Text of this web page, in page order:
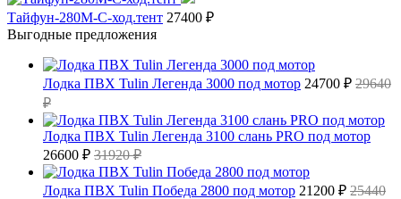
Тайфун-280М-С-ход.тент 27400 ₽
Выгодные предложения
Лодка ПВХ Tulin Легенда 3000 под мотор 24700 ₽ 29640
₽
Лодка ПВХ Tulin Легенда 3100 слань PRO под мотор
26600 ₽ 31920 ₽
Лодка ПВХ Tulin Победа 2800 под мотор 21200 ₽ 25440